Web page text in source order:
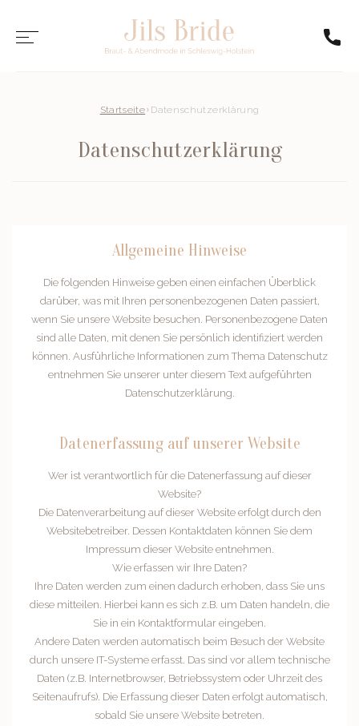
Startseite Datenschutzerklärung
Datenschutzerklärung
Allgemeine Hinweise
Die folgenden Hinweise geben einen einfachen Überblick
darüber, was mit Ihren personenbezogenen Daten passiert,
wenn Sie unsere Website besuchen. Personenbezogene Daten
sind alle Daten, mit denen Sie persönlich identifiziert werden
können. Ausführliche Informationen zum Thema Datenschutz
entnehmen Sie unserer unter diesem Text aufgeführten
Datenschutzerklärung.
Datenerfassung auf unserer Website
Wer ist verantwortlich für die Datenerfassung auf dieser
Website?
Die Datenverarbeitung auf dieser Website erfolgt durch den
Websitebetreiber. Dessen Kontaktdaten können Sie dem
Impressum dieser Website entnehmen.
Wie erfassen wir Ihre Daten?
Ihre Daten werden zum einen dadurch erhoben, dass Sie uns
diese mitteilen. Hierbei kann es sich z.B. um Daten handeln, die
Sie in ein Kontaktformular eingeben.
Andere Daten werden automatisch beim Besuch der Website
durch unsere IT-Systeme erfasst. Das sind vor allem technische
Daten (z.B. Internetbrowser, Betriebssystem oder Uhrzeit des
Seitenaufrufs). Die Erfassung dieser Daten erfolgt automatisch,
sobald Sie unsere Website betreten.